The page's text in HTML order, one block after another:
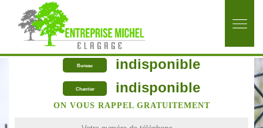
Bureau indisponible
Chantier indisponible
ON VOUS RAPPEL GRATUITEMENT